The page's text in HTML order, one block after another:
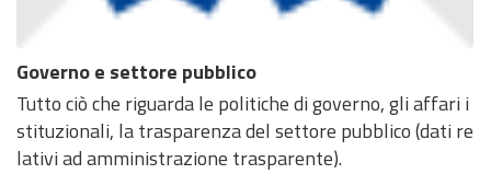
Governo e settore pubblico
Tutto ciò che riguarda le politiche di governo, gli affari i
stituzionali, la trasparenza del settore pubblico (dati re
lativi ad amministrazione trasparente).